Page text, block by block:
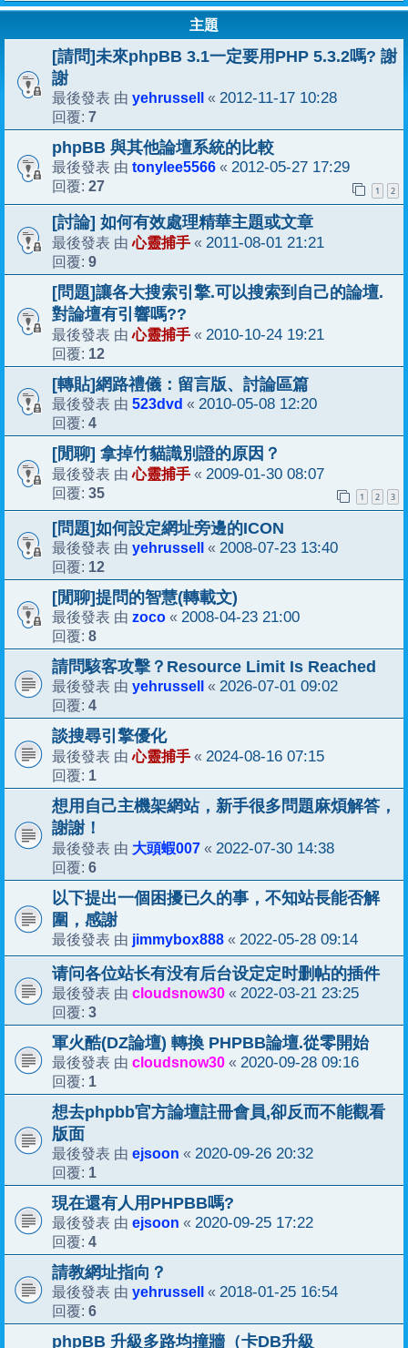
主題
[請問]未來phpBB 3.1一定要用PHP 5.3.2嗎? 謝
謝
最後發表 由 yehrussell « 2012-11-17 10:28
回覆: 7
phpBB 與其他論壇系統的比較
最後發表 由 tonylee5566 « 2012-05-27 17:29
回覆: 27 1 2
[討論] 如何有效處理精華主題或文章
最後發表 由心靈捕手 « 2011-08-01 21:21
回覆: 9
[問題]讓各大搜索引擎.可以搜索到自己的論壇.
對論壇有引響嗎??
最後發表 由心靈捕手 « 2010-10-24 19:21
回覆: 12
[轉貼]網路禮儀：留言版、討論區篇
最後發表 由 523dvd « 2010-05-08 12:20
回覆: 4
[閒聊] 拿掉竹貓識別證的原因？
最後發表 由心靈捕手 « 2009-01-30 08:07
回覆: 35 1 2 3
[問題]如何設定網址旁邊的ICON
最後發表 由 yehrussell « 2008-07-23 13:40
回覆: 12
[閒聊]提問的智慧(轉載文)
最後發表 由 zoco « 2008-04-23 21:00
回覆: 8
請問駭客攻擊？Resource Limit Is Reached
最後發表 由 yehrussell « 2026-07-01 09:02
回覆: 4
談搜尋引擎優化
最後發表 由心靈捕手 « 2024-08-16 07:15
回覆: 1
想用自己主機架網站，新手很多問題麻煩解答，
謝謝！
最後發表 由 大頭蝦007 « 2022-07-30 14:38
回覆: 6
以下提出一個困擾已久的事，不知站長能否解
圍，感謝
最後發表 由 jimmybox888 « 2022-05-28 09:14
请问各位站长有没有后台设定定时删帖的插件
最後發表 由 cloudsnow30 « 2022-03-21 23:25
回覆: 3
軍火酷(DZ論壇) 轉換 PHPBB論壇.從零開始
最後發表 由 cloudsnow30 « 2020-09-28 09:16
回覆: 1
想去phpbb官方論壇註冊會員,卻反而不能觀看
版面
最後發表 由 ejsoon « 2020-09-26 20:32
回覆: 1
現在還有人用PHPBB嗎?
最後發表 由 ejsoon « 2020-09-25 17:22
回覆: 4
請教網址指向？
最後發表 由 yehrussell « 2018-01-25 16:54
回覆: 6
phpBB 升級多路均撞牆（卡DB升級